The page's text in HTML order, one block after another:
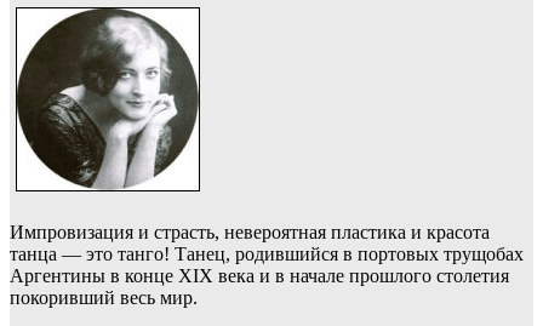
Импровизация и страсть, невероятная пластика и красота
танца — это танго! Танец, родившийся в портовых трущобах
Аргентины в конце XIX века и в начале прошлого столетия
покоривший весь мир.